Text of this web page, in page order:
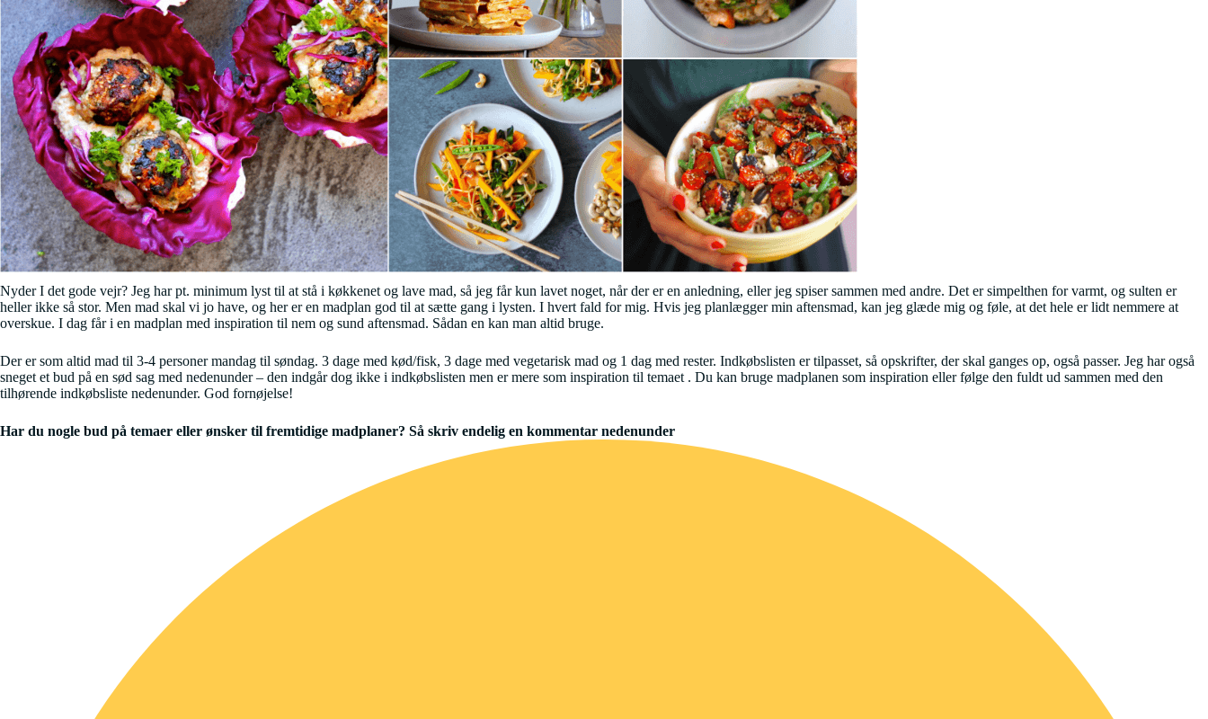
Nyder I det gode vejr? Jeg har pt. minimum lyst til at stå i køkkenet og lave mad, så jeg får kun lavet noget, når der er en anledning, eller jeg spiser sammen med andre. Det er simpelthen for varmt, og sulten er
heller ikke så stor. Men mad skal vi jo have, og her er en madplan god til at sætte gang i lysten. I hvert fald for mig. Hvis jeg planlægger min aftensmad, kan jeg glæde mig og føle, at det hele er lidt nemmere at
overskue. I dag får i en madplan med inspiration til nem og sund aftensmad. Sådan en kan man altid bruge.
Der er som altid mad til 3-4 personer mandag til søndag. 3 dage med kød/fisk, 3 dage med vegetarisk mad og 1 dag med rester. Indkøbslisten er tilpasset, så opskrifter, der skal ganges op, også passer. Jeg har også
sneget et bud på en sød sag med nedenunder – den indgår dog ikke i indkøbslisten men er mere som inspiration til temaet . Du kan bruge madplanen som inspiration eller følge den fuldt ud sammen med den
tilhørende indkøbsliste nedenunder. God fornøjelse!
Har du nogle bud på temaer eller ønsker til fremtidige madplaner? Så skriv endelig en kommentar nedenunder